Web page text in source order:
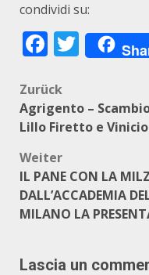
condividi su:
Zurück
Agrigento –
Lillo Firetto e
Weiter
IL PANE CON LA
DALL’ACCADEMIA
MILANO LA
Lascia un